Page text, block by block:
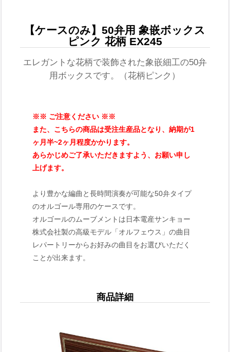
【ケースのみ】50弁用 象嵌ボックス
ピンク 花柄 EX245
エレガントな花柄で装飾された象嵌細工の50弁
用ボックスです。（花柄ピンク）
※※ ご注意ください ※※
また、こちらの商品は受注生産品となり、納期が1
ヶ月半~2ヶ月程度かかります。
あらかじめご了承いただきますよう、お願い申し
上げます。
より豊かな編曲と長時間演奏が可能な50弁タイプ
のオルゴール専用のケースです。
オルゴールのムーブメントは日本電産サンキョー
株式会社製の高級モデル「オルフェウス」の曲目
レパートリーからお好みの曲目をお選びいただく
ことが出来ます。
商品詳細